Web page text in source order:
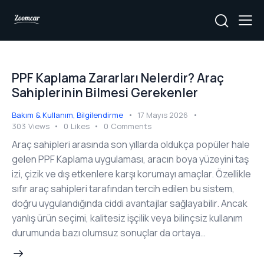
PPF Kaplama Zararları Nelerdir? Araç
Sahiplerinin Bilmesi Gerekenler
Bakım & Kullanım, Bilgilendirme
17 Mayıs 2026
303 Views 0 Likes 0 Comments
Araç sahipleri arasında son yıllarda oldukça popüler hale
gelen PPF Kaplama uygulaması, aracın boya yüzeyini taş
izi, çizik ve dış etkenlere karşı korumayı amaçlar. Özellikle
sıfır araç sahipleri tarafından tercih edilen bu sistem,
doğru uygulandığında ciddi avantajlar sağlayabilir. Ancak
yanlış ürün seçimi, kalitesiz işçilik veya bilinçsiz kullanım
durumunda bazı olumsuz sonuçlar da ortaya…